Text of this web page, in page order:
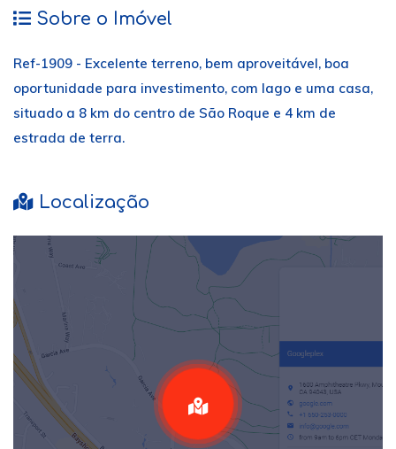
Sobre o Imóvel
Ref-1909 - Excelente terreno, bem aproveitável, boa
oportunidade para investimento, com lago e uma casa,
situado a 8 km do centro de São Roque e 4 km de
estrada de terra.
Localização